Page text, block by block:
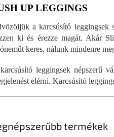
UP LEGGINGS
a karcsúsító
ki és érezze magát. Akár
keres, nálunk mindenre
leggingsek népszerű
elérni. Karcsúsító
termékek